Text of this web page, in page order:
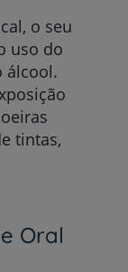
o seu
uso do
álcool.
tintas,
Oral